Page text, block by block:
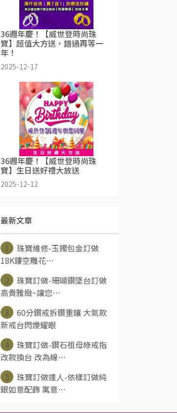
36週年慶！【威世登時尚珠
寶】超值大方送，錯過再等一
年！
2025-12-17
36週年慶！【威世登時尚珠
寶】生日送好禮大放送
2025-12-12
最新文章
1
珠寶維修-玉鐲包金訂做
18K鏤空雕花⋯
2
珠寶訂做-珊瑚鑽墜台訂做
高貴雅緻~讓您⋯
3
60分鑽戒拆鑽重鑲 大氣款
新戒台閃爍耀眼
4
珠寶訂做-鑽石祖母綠戒指
改款換台 改為線⋯
5
珠寶訂做達人-依樣訂做純
銀如意配飾 寓意⋯